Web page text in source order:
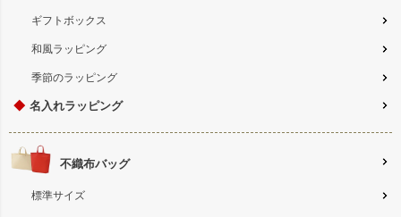
ギフトボックス
和風ラッピング
季節のラッピング
◆ 名入れラッピング
不織布バッグ
標準サイズ